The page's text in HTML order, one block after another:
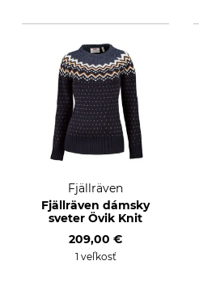
Fjällräven
Fjällräven dámsky
sveter Övik Knit
209,00 €
1 veľkosť